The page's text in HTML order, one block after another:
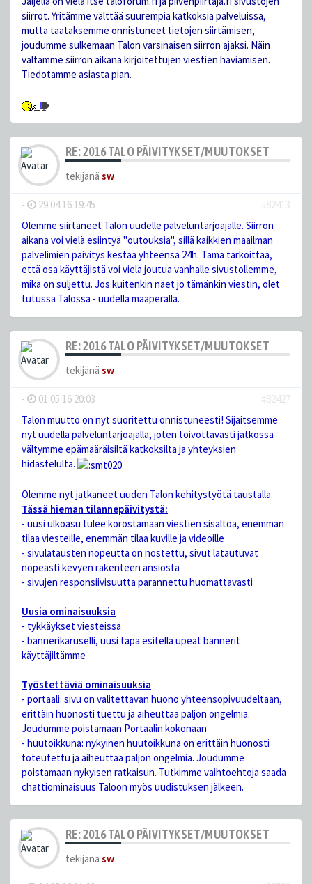
siirrot. Yritämme välttää suurempia katkoksia palveluissa,
mutta taataksemme onnistuneet tietojen siirtämisen,
joudumme sulkemaan Talon varsinaisen siirron ajaksi. Näin
vältämme siirron aikana kirjoitettujen viestien häviämisen.
Tiedotamme asiasta pian.
RE: 2016 TALO PÄIVITYKSET/MUUTOKSET
tekijänä sw
- 29.04.16 19:45
#82413
Olemme siirtäneet Talon uudelle palveluntarjoajalle. Siirron
aikana voi vielä esiintyä "outouksia", sillä kaikkien maailman
palvelimien päivitys kestää yhteensä 24h. Tämä tarkoittaa,
että osa käyttäjistä voi vielä joutua vanhalle sivustollemme,
mikä on suljettu. Jos kuitenkin näet jo tämänkin viestin, olet
tutussa Talossa - uudella maaperällä.
RE: 2016 TALO PÄIVITYKSET/MUUTOKSET
tekijänä sw
- 01.05.16 20:03
#82427
Talon muutto on nyt suoritettu onnistuneesti! Sijaitsemme
nyt uudella palveluntarjoajalla, joten toivottavasti jatkossa
vältymme epämääräisiltä katkoksilta ja yhteyksien
hidastelulta.
Olemme nyt jatkaneet uuden Talon kehitystyötä taustalla.
Tässä hieman tilannepäivitystä:
- uusi ulkoasu tulee korostamaan viestien sisältöä, enemmän
tilaa viesteille, enemmän tilaa kuville ja videoille
- sivulatausten nopeutta on nostettu, sivut latautuvat
nopeasti kevyen rakenteen ansiosta
- sivujen responsiivisuutta parannettu huomattavasti
Uusia ominaisuuksia
- tykkäykset viesteissä
- bannerikaruselli, uusi tapa esitellä upeat bannerit
käyttäjiltämme
Työstettäviä ominaisuuksia
- portaali: sivu on valitettavan huono yhteensopivuudeltaan,
erittäin huonosti tuettu ja aiheuttaa paljon ongelmia.
Joudumme poistamaan Portaalin kokonaan
- huutoikkuna: nykyinen huutoikkuna on erittäin huonosti
toteutettu ja aiheuttaa paljon ongelmia. Joudumme
poistamaan nykyisen ratkaisun. Tutkimme vaihtoehtoja saada
chattiominaisuus Taloon myös uudistuksen jälkeen.
RE: 2016 TALO PÄIVITYKSET/MUUTOKSET
tekijänä sw